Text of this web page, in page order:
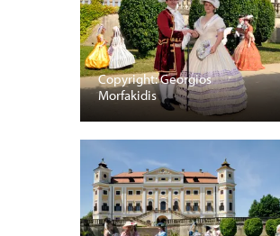
Copyright: Georgios
Morfakidis